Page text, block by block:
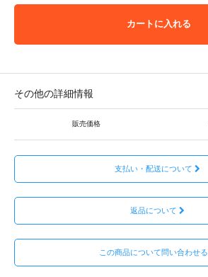
カートに入れる
その他の詳細情報
販売価格
支払い・配送について
返品について
この商品について問い合わせる